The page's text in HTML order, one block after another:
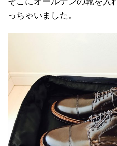
っちゃいました。